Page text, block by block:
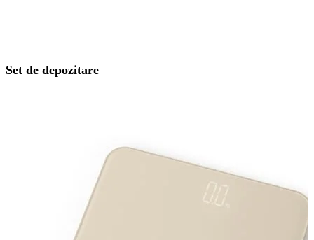
Set de depozitare